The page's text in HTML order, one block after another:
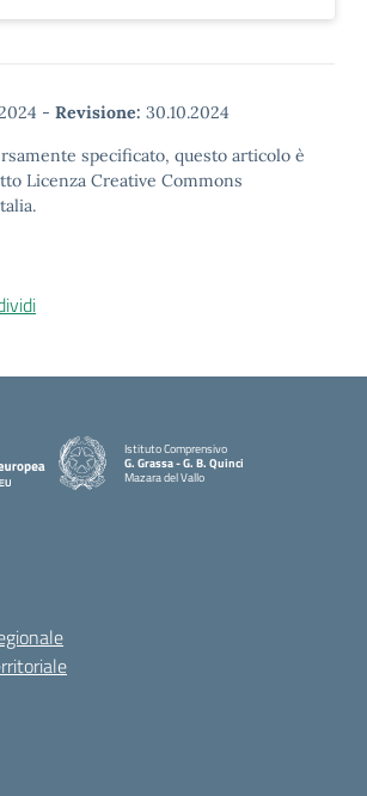
- Revisione: 30.10.2024
specificato, questo articolo è
Licenza Creative Commons
Istituto Comprensivo
G. Grassa - G. B. Quinci
Mazara del Vallo